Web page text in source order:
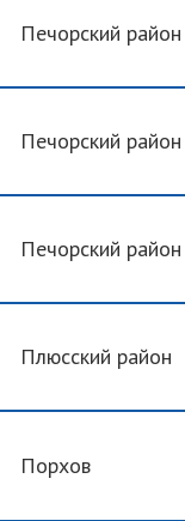
Печорский район
Печорский район
Печорский район
Плюсский район
Порхов